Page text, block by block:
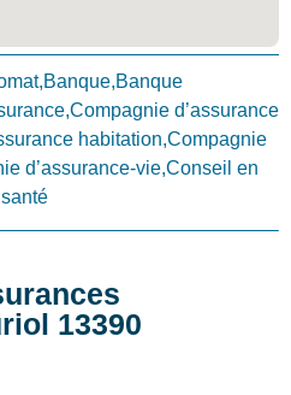
d’assurance
habitation,Compagnie
d’assurance-vie,Conseil en
13390